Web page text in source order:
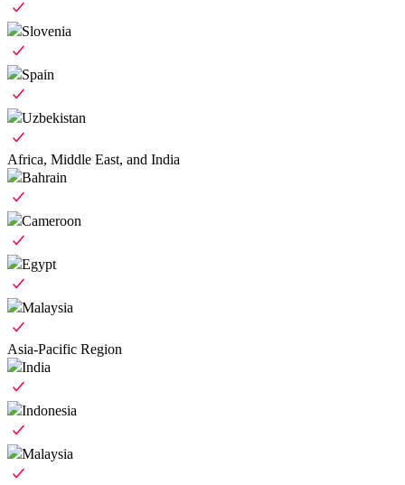
Slovenia
Spain
Uzbekistan
Africa, Middle East, and India
Bahrain
Cameroon
Egypt
Malaysia
Asia-Pacific Region
India
Indonesia
Malaysia